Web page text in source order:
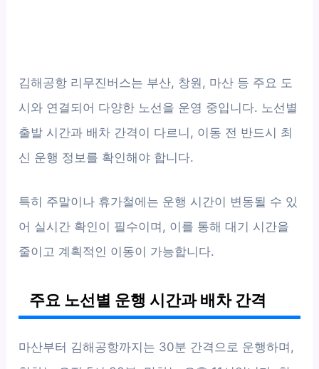
김해공항 리무진버스는 부산, 창원, 마산 등 주요 도
시와 연결되어 다양한 노선을 운영 중입니다. 노선별
출발 시간과 배차 간격이 다르니, 이동 전 반드시 최
신 운행 정보를 확인해야 합니다.
특히 주말이나 휴가철에는 운행 시간이 변동될 수 있
어 실시간 확인이 필수이며, 이를 통해 대기 시간을
줄이고 계획적인 이동이 가능합니다.
주요 노선별 운행 시간과 배차 간격
마산부터 김해공항까지는 30분 간격으로 운행하며,